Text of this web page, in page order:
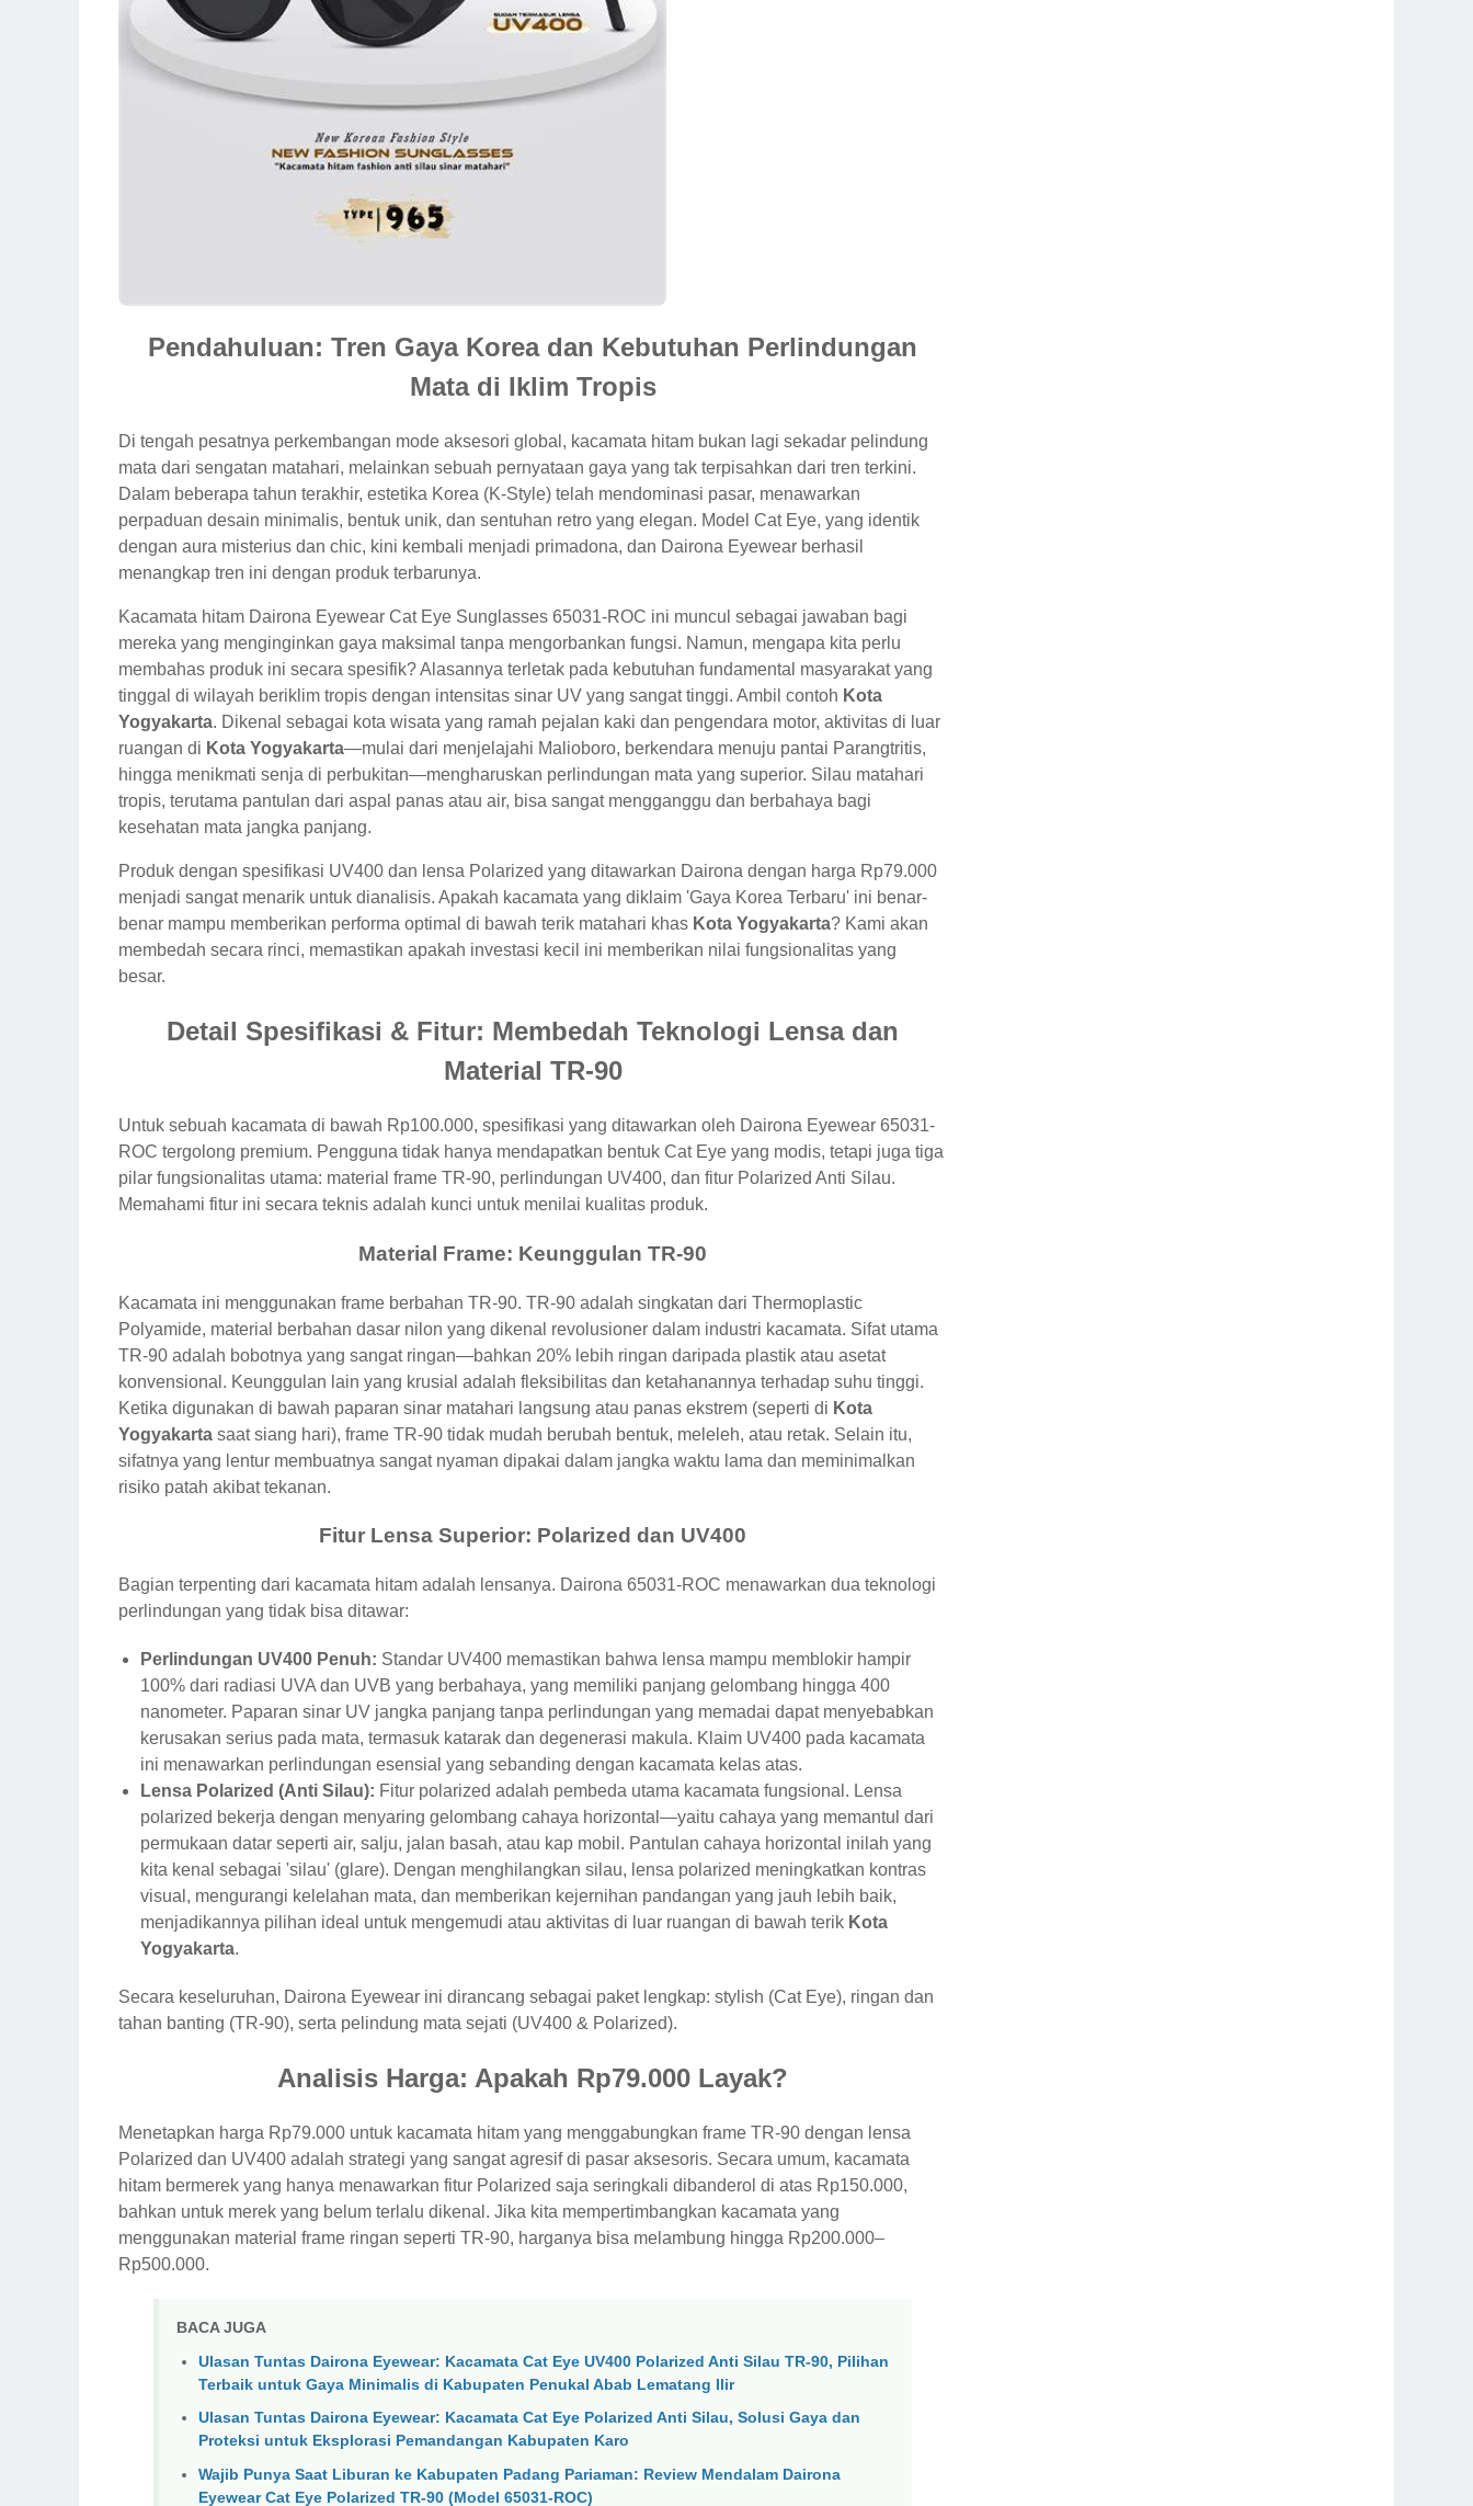
Pendahuluan: Tren Gaya Korea dan Kebutuhan Perlindungan
Mata di Iklim Tropis
Di tengah pesatnya perkembangan mode aksesori global, kacamata hitam bukan lagi sekadar pelindung
mata dari sengatan matahari, melainkan sebuah pernyataan gaya yang tak terpisahkan dari tren terkini.
Dalam beberapa tahun terakhir, estetika Korea (K-Style) telah mendominasi pasar, menawarkan
perpaduan desain minimalis, bentuk unik, dan sentuhan retro yang elegan. Model Cat Eye, yang identik
dengan aura misterius dan chic, kini kembali menjadi primadona, dan Dairona Eyewear berhasil
menangkap tren ini dengan produk terbarunya.
Kacamata hitam Dairona Eyewear Cat Eye Sunglasses 65031-ROC ini muncul sebagai jawaban bagi
mereka yang menginginkan gaya maksimal tanpa mengorbankan fungsi. Namun, mengapa kita perlu
membahas produk ini secara spesifik? Alasannya terletak pada kebutuhan fundamental masyarakat yang
tinggal di wilayah beriklim tropis dengan intensitas sinar UV yang sangat tinggi. Ambil contoh Kota
Yogyakarta. Dikenal sebagai kota wisata yang ramah pejalan kaki dan pengendara motor, aktivitas di luar
ruangan di Kota Yogyakarta—mulai dari menjelajahi Malioboro, berkendara menuju pantai Parangtritis,
hingga menikmati senja di perbukitan—mengharuskan perlindungan mata yang superior. Silau matahari
tropis, terutama pantulan dari aspal panas atau air, bisa sangat mengganggu dan berbahaya bagi
kesehatan mata jangka panjang.
Produk dengan spesifikasi UV400 dan lensa Polarized yang ditawarkan Dairona dengan harga Rp79.000
menjadi sangat menarik untuk dianalisis. Apakah kacamata yang diklaim 'Gaya Korea Terbaru' ini benar-
benar mampu memberikan performa optimal di bawah terik matahari khas Kota Yogyakarta? Kami akan
membedah secara rinci, memastikan apakah investasi kecil ini memberikan nilai fungsionalitas yang
besar.
Detail Spesifikasi & Fitur: Membedah Teknologi Lensa dan
Material TR-90
Untuk sebuah kacamata di bawah Rp100.000, spesifikasi yang ditawarkan oleh Dairona Eyewear 65031-
ROC tergolong premium. Pengguna tidak hanya mendapatkan bentuk Cat Eye yang modis, tetapi juga tiga
pilar fungsionalitas utama: material frame TR-90, perlindungan UV400, dan fitur Polarized Anti Silau.
Memahami fitur ini secara teknis adalah kunci untuk menilai kualitas produk.
Material Frame: Keunggulan TR-90
Kacamata ini menggunakan frame berbahan TR-90. TR-90 adalah singkatan dari Thermoplastic
Polyamide, material berbahan dasar nilon yang dikenal revolusioner dalam industri kacamata. Sifat utama
TR-90 adalah bobotnya yang sangat ringan—bahkan 20% lebih ringan daripada plastik atau asetat
konvensional. Keunggulan lain yang krusial adalah fleksibilitas dan ketahanannya terhadap suhu tinggi.
Ketika digunakan di bawah paparan sinar matahari langsung atau panas ekstrem (seperti di Kota
Yogyakarta saat siang hari), frame TR-90 tidak mudah berubah bentuk, meleleh, atau retak. Selain itu,
sifatnya yang lentur membuatnya sangat nyaman dipakai dalam jangka waktu lama dan meminimalkan
risiko patah akibat tekanan.
Fitur Lensa Superior: Polarized dan UV400
Bagian terpenting dari kacamata hitam adalah lensanya. Dairona 65031-ROC menawarkan dua teknologi
perlindungan yang tidak bisa ditawar:
Perlindungan UV400 Penuh: Standar UV400 memastikan bahwa lensa mampu memblokir hampir
100% dari radiasi UVA dan UVB yang berbahaya, yang memiliki panjang gelombang hingga 400
nanometer. Paparan sinar UV jangka panjang tanpa perlindungan yang memadai dapat menyebabkan
kerusakan serius pada mata, termasuk katarak dan degenerasi makula. Klaim UV400 pada kacamata
ini menawarkan perlindungan esensial yang sebanding dengan kacamata kelas atas.
Lensa Polarized (Anti Silau): Fitur polarized adalah pembeda utama kacamata fungsional. Lensa
polarized bekerja dengan menyaring gelombang cahaya horizontal—yaitu cahaya yang memantul dari
permukaan datar seperti air, salju, jalan basah, atau kap mobil. Pantulan cahaya horizontal inilah yang
kita kenal sebagai 'silau' (glare). Dengan menghilangkan silau, lensa polarized meningkatkan kontras
visual, mengurangi kelelahan mata, dan memberikan kejernihan pandangan yang jauh lebih baik,
menjadikannya pilihan ideal untuk mengemudi atau aktivitas di luar ruangan di bawah terik Kota
Yogyakarta.
Secara keseluruhan, Dairona Eyewear ini dirancang sebagai paket lengkap: stylish (Cat Eye), ringan dan
tahan banting (TR-90), serta pelindung mata sejati (UV400 & Polarized).
Analisis Harga: Apakah Rp79.000 Layak?
Menetapkan harga Rp79.000 untuk kacamata hitam yang menggabungkan frame TR-90 dengan lensa
Polarized dan UV400 adalah strategi yang sangat agresif di pasar aksesoris. Secara umum, kacamata
hitam bermerek yang hanya menawarkan fitur Polarized saja seringkali dibanderol di atas Rp150.000,
bahkan untuk merek yang belum terlalu dikenal. Jika kita mempertimbangkan kacamata yang
menggunakan material frame ringan seperti TR-90, harganya bisa melambung hingga Rp200.000–
Rp500.000.
BACA JUGA
Ulasan Tuntas Dairona Eyewear: Kacamata Cat Eye UV400 Polarized Anti Silau TR-90, Pilihan
Terbaik untuk Gaya Minimalis di Kabupaten Penukal Abab Lematang Ilir
Ulasan Tuntas Dairona Eyewear: Kacamata Cat Eye Polarized Anti Silau, Solusi Gaya dan
Proteksi untuk Eksplorasi Pemandangan Kabupaten Karo
Wajib Punya Saat Liburan ke Kabupaten Padang Pariaman: Review Mendalam Dairona
Eyewear Cat Eye Polarized TR-90 (Model 65031-ROC)